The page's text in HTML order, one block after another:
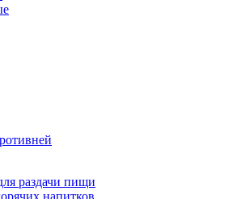
раздачи пищи
напитков